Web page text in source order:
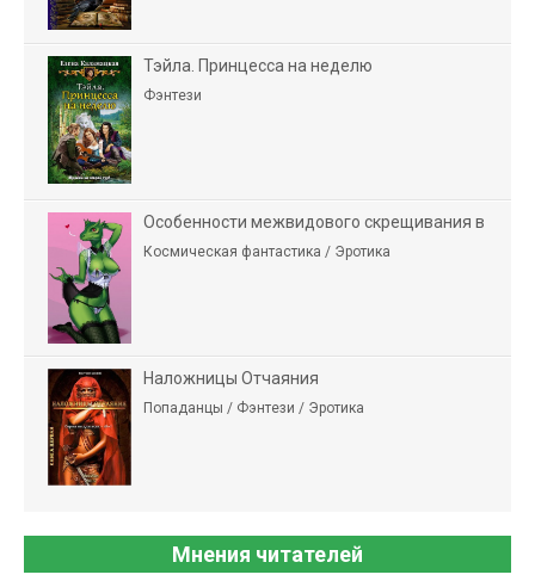
Тэйла. Принцесса на неделю
Фэнтези
Особенности межвидового скрещивания в
Космическая фантастика / Эротика
Наложницы Отчаяния
Попаданцы / Фэнтези / Эротика
Мнения читателей